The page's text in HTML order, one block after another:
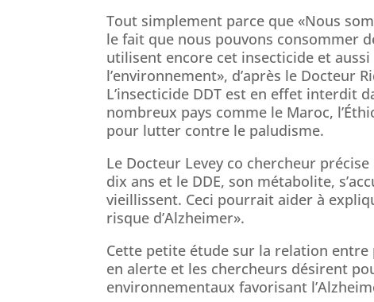
Tout simplement parce que «Nous
le fait que nous pouvons consommer
utilisent encore cet insecticide et
l’environnement», d’après le Docteur
L’insecticide DDT est en effet interdit
nombreux pays comme le Maroc,
pour lutter contre le paludisme.
Le Docteur Levey co chercheur
dix ans et le DDE, son métabolite,
vieillissent. Ceci pourrait aider à
risque d’Alzheimer».
Cette petite étude sur la relation
en alerte et les chercheurs désirent
environnementaux favorisant